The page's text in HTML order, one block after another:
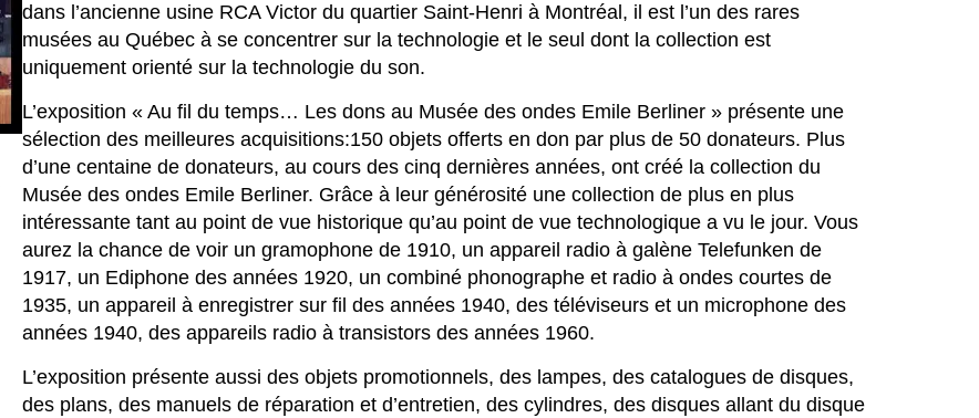
dans l’ancienne usine RCA Victor du quartier Saint-Henri à Montréal, il est l’un des rares
musées au Québec à se concentrer sur la technologie et le seul dont la collection est
uniquement orienté sur la technologie du son.
L’exposition « Au fil du temps… Les dons au Musée des ondes Emile Berliner » présente une
sélection des meilleures acquisitions:150 objets offerts en don par plus de 50 donateurs. Plus
d’une centaine de donateurs, au cours des cinq dernières années, ont créé la collection du
Musée des ondes Emile Berliner. Grâce à leur générosité une collection de plus en plus
intéressante tant au point de vue historique qu’au point de vue technologique a vu le jour. Vous
aurez la chance de voir un gramophone de 1910, un appareil radio à galène Telefunken de
1917, un Ediphone des années 1920, un combiné phonographe et radio à ondes courtes de
1935, un appareil à enregistrer sur fil des années 1940, des téléviseurs et un microphone des
années 1940, des appareils radio à transistors des années 1960.
L’exposition présente aussi des objets promotionnels, des lampes, des catalogues de disques,
des plans, des manuels de réparation et d’entretien, des cylindres, des disques allant du disque